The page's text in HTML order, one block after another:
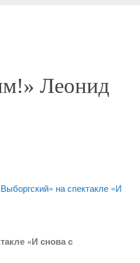
Леонид
«И снова с